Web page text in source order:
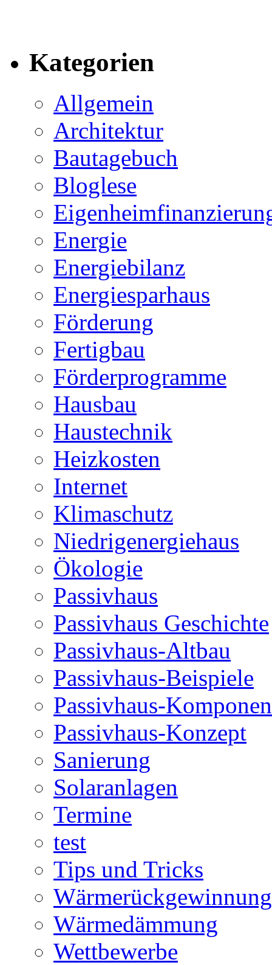
Kategorien
Allgemein
Architektur
Bautagebuch
Bloglese
Energie
Energiebilanz
Energiesparhaus
Förderung
Fertigbau
Förderprogramme
Hausbau
Haustechnik
Heizkosten
Internet
Klimaschutz
Niedrigenergiehaus
Ökologie
Passivhaus
Passivhaus Geschichte
Passivhaus-Altbau
Passivhaus-Beispiele
Passivhaus-
Passivhaus-Konzept
Sanierung
Solaranlagen
Termine
test
Tips und Tricks
Wärmerückgewinnung
Wärmedämmung
Wettbewerbe